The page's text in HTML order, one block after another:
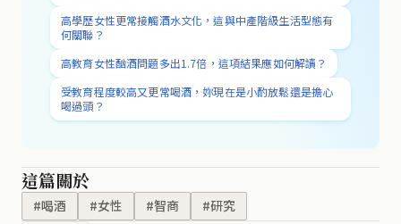
高學歷女性更常接觸酒水文化，這與中產階級生活型態有
何關聯？
高教育女性酗酒問題多出1.7倍，這項結果應如何解讀？
受教育程度較高又更常喝酒，妳現在是小酌放鬆還是擔心
喝過頭？
這篇關於
#喝酒 #女性 #智商
#研究